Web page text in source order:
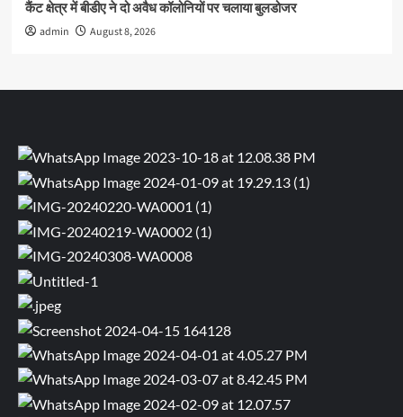
कैंट क्षेत्र में बीडीए ने दो अवैध कॉलोनियों पर चलाया बुलडोजर
admin August 8, 2026